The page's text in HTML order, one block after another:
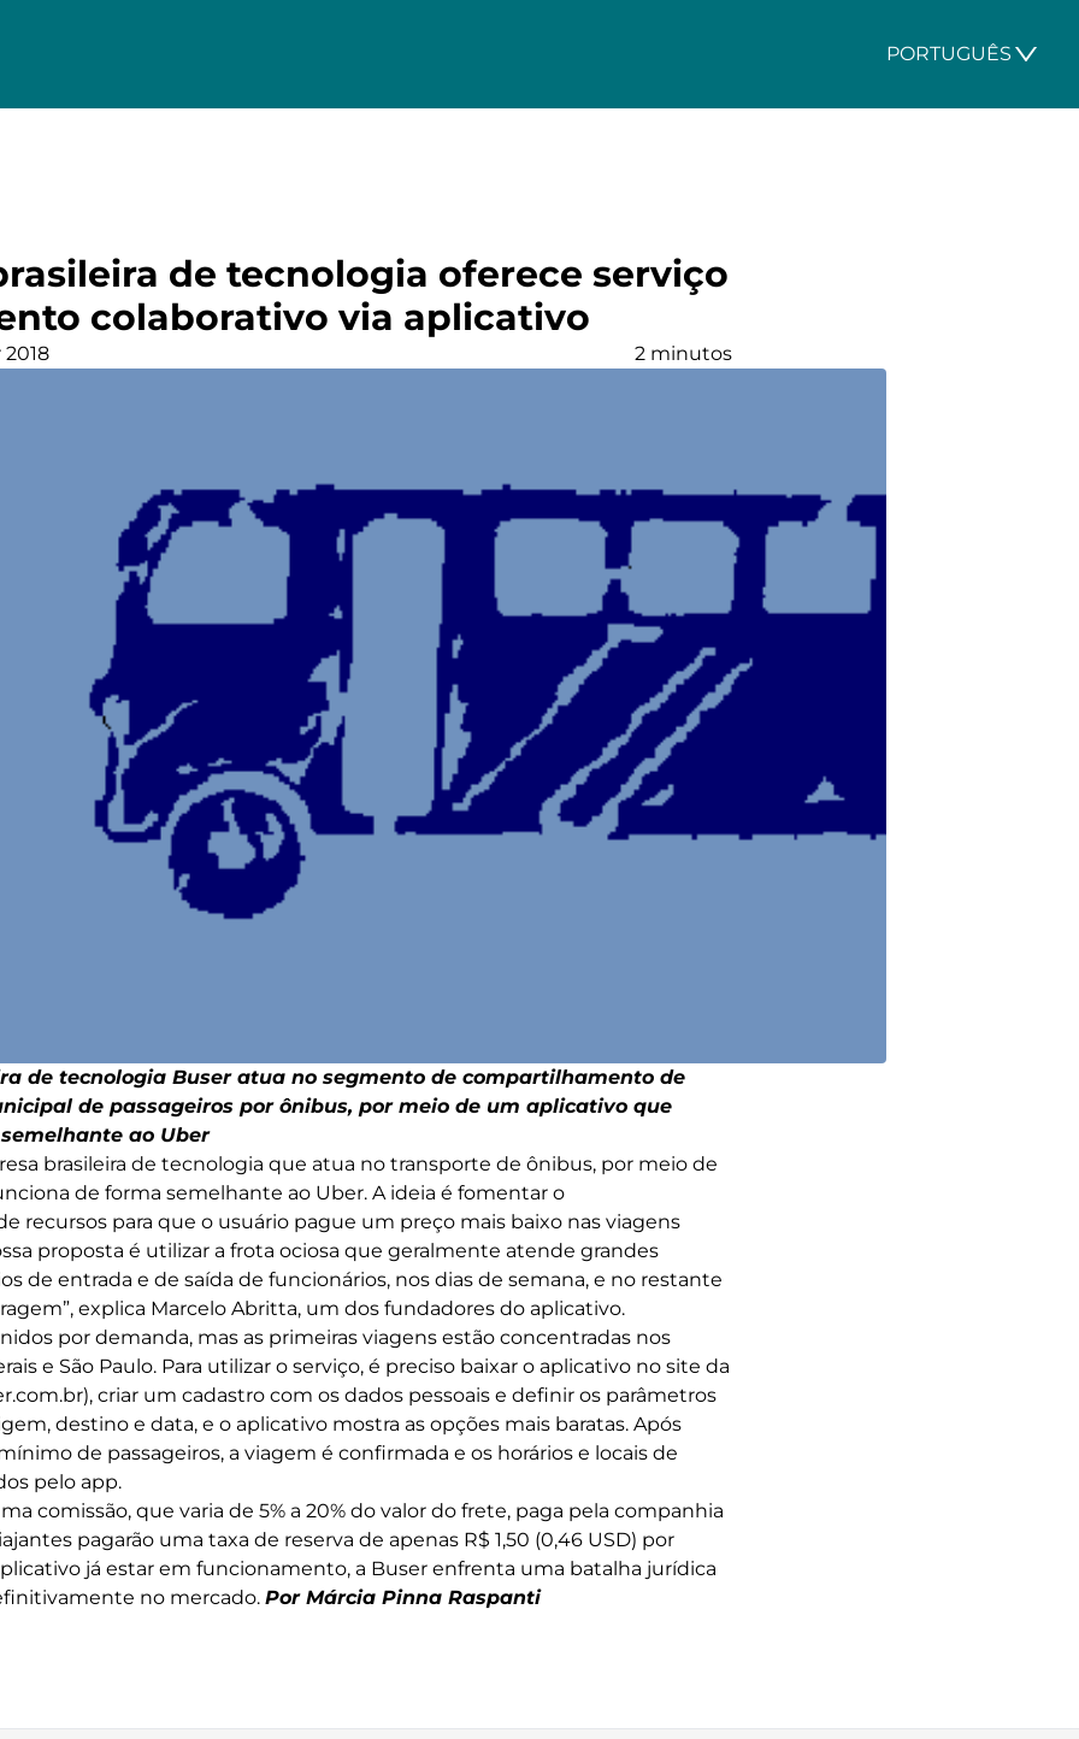
PORTUGUÊS
de tecnologia oferece serviço
colaborativo via aplicativo
2 minutos
de tecnologia Buser atua no segmento de compartilhamento de
de passageiros por ônibus, por meio de um aplicativo que
semelhante ao Uber
brasileira de tecnologia que atua no transporte de ônibus, por meio de
de forma semelhante ao Uber. A ideia é fomentar o
recursos para que o usuário pague um preço mais baixo nas viagens
proposta é utilizar a frota ociosa que geralmente atende grandes
de entrada e de saída de funcionários, nos dias de semana, e no restante
explica Marcelo Abritta, um dos fundadores do aplicativo.
por demanda, mas as primeiras viagens estão concentradas nos
e São Paulo. Para utilizar o serviço, é preciso baixar o aplicativo no site da
criar um cadastro com os dados pessoais e definir os parâmetros
destino e data, e o aplicativo mostra as opções mais baratas. Após
de passageiros, a viagem é confirmada e os horários e locais de
pelo app.
comissão, que varia de 5% a 20% do valor do frete, paga pela companhia
pagarão uma taxa de reserva de apenas R$ 1,50 (0,46 USD) por
já estar em funcionamento, a Buser enfrenta uma batalha jurídica
no mercado. Por Márcia Pinna Raspanti